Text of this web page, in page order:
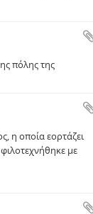
πόλης της
η οποία εορτάζει
με